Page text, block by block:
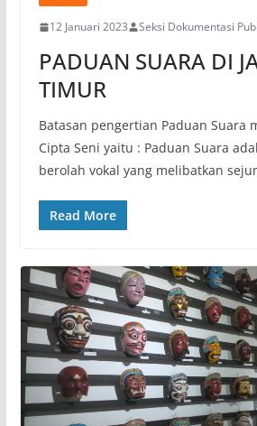
12 Januari 2023 Seksi Dokumentasi
PADUAN SUARA DI
TIMUR
Batasan pengertian Paduan Suara
Cipta Seni yaitu : Paduan Suara
berolah vokal yang melibatkan
Read More